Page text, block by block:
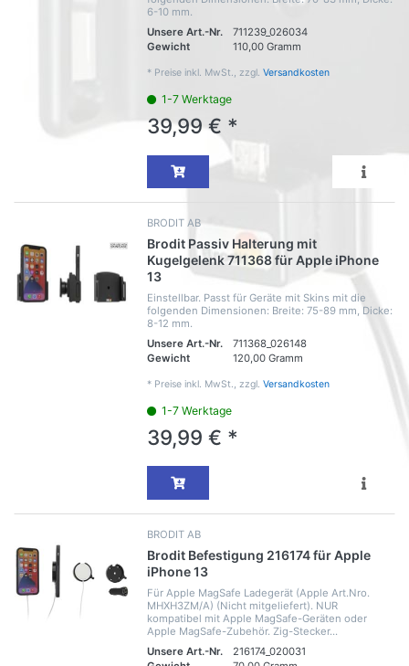
6-10 mm.
Unsere Art.-Nr.
711239_026034
Gewicht
110,00 Gramm
* Preise inkl. MwSt., zzgl. Versandkosten
1-7 Werktage
39,99 € *
BRODIT AB
Brodit Passiv Halterung mit
Kugelgelenk 711368 für Apple iPhone
13
Einstellbar. Passt für Geräte mit Skins mit die
folgenden Dimensionen: Breite: 75-89 mm, Dicke:
8-12 mm.
Unsere Art.-Nr.
711368_026148
Gewicht
120,00 Gramm
* Preise inkl. MwSt., zzgl. Versandkosten
1-7 Werktage
39,99 € *
BRODIT AB
Brodit Befestigung 216174 für Apple
iPhone 13
Für Apple MagSafe Ladegerät (Apple Art.Nro.
MHXH3ZM/A) (Nicht mitgeliefert). NUR
kompatibel mit Apple MagSafe-Geräten oder
Apple MagSafe-Zubehör. Zig-Stecker...
Unsere Art.-Nr.
216174_020031